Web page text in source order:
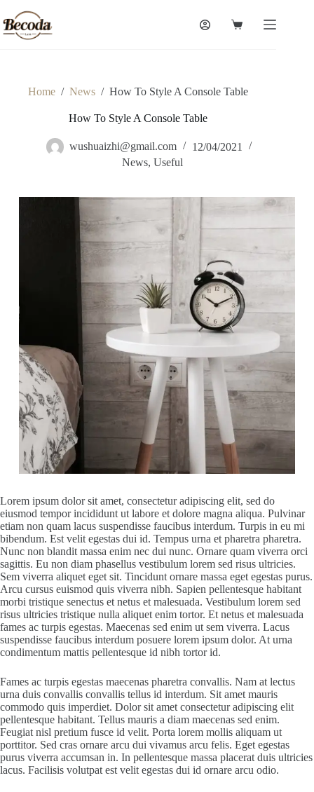
to
content
Shopping
Home / News / How To Style A Console Table
How To Style A Console Table
wushuaizhi@gmail.com
12/04/2021
News, Useful
Lorem ipsum dolor sit amet, consectetur adipiscing elit, sed do
eiusmod tempor incididunt ut labore et dolore magna aliqua. Pulvinar
etiam non quam lacus suspendisse faucibus interdum. Turpis in eu mi
bibendum. Est velit egestas dui id. Tempus urna et pharetra pharetra.
Nunc non blandit massa enim nec dui nunc. Ornare quam viverra orci
sagittis. Eu non diam phasellus vestibulum lorem sed risus ultricies.
Sem viverra aliquet eget sit. Tincidunt ornare massa eget egestas purus.
Arcu cursus euismod quis viverra nibh. Sapien pellentesque habitant
morbi tristique senectus et netus et malesuada. Vestibulum lorem sed
risus ultricies tristique nulla aliquet enim tortor. Et netus et malesuada
fames ac turpis egestas. Maecenas sed enim ut sem viverra. Lacus
suspendisse faucibus interdum posuere lorem ipsum dolor. At urna
condimentum mattis pellentesque id nibh tortor id.
Fames ac turpis egestas maecenas pharetra convallis. Nam at lectus
urna duis convallis convallis tellus id interdum. Sit amet mauris
commodo quis imperdiet. Dolor sit amet consectetur adipiscing elit
pellentesque habitant. Tellus mauris a diam maecenas sed enim.
Feugiat nisl pretium fusce id velit. Porta lorem mollis aliquam ut
porttitor. Sed cras ornare arcu dui vivamus arcu felis. Eget egestas
purus viverra accumsan in. In pellentesque massa placerat duis ultricies
lacus. Facilisis volutpat est velit egestas dui id ornare arcu odio.